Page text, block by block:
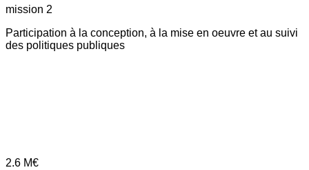
mission 2
Participation à la conception, à la mise en oeuvre et au suivi
des politiques publiques
2.6 M€